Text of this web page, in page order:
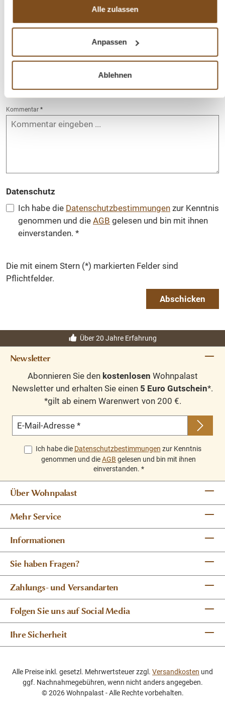
Alle zulassen
Anpassen
Ablehnen
Ihre E-Mail-Adresse*
Telefon
Kommentar *
Datenschutz
Ich habe die Datenschutzbestimmungen zur Kenntnis
genommen und die AGB gelesen und bin mit ihnen
einverstanden. *
Die mit einem Stern (*) markierten Felder sind
Pflichtfelder.
Abschicken
Über 20 Jahre Erfahrung
Newsletter
Abonnieren Sie den kostenlosen Wohnpalast
Newsletter und erhalten Sie einen 5 Euro Gutschein*.
*gilt ab einem Warenwert von 200 €.
E-Mail-Adresse *
Ich habe die Datenschutzbestimmungen zur Kenntnis
genommen und dieAGB gelesen und bin mit ihnen
einverstanden. *
Über Wohnpalast
Mehr Service
Informationen
Sie haben Fragen?
Zahlungs- und Versandarten
Folgen Sie uns auf Social Media
Ihre Sicherheit
Alle Preise inkl. gesetzl. Mehrwertsteuer zzgl. Versandkosten und
ggf. Nachnahmegebühren, wenn nicht anders angegeben.
© 2026 Wohnpalast - Alle Rechte vorbehalten.